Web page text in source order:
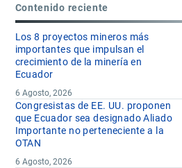
Contenido reciente
Los 8 proyectos mineros más
importantes que impulsan el
crecimiento de la minería en
Ecuador
6 Agosto, 2026
Congresistas de EE. UU. proponen
que Ecuador sea designado Aliado
Importante no perteneciente a la
OTAN
6 Agosto, 2026